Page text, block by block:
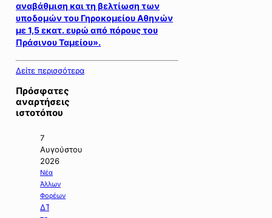
αναβάθμιση και τη βελτίωση των
υποδομών του Γηροκομείου Αθηνών
με 1,5 εκατ. ευρώ από πόρους του
Πράσινου Ταμείου».
Δείτε περισσότερα
Πρόσφατες
αναρτήσεις
ιστοτόπου
7
Αυγούστου
2026
Νέα
Άλλων
Φορέων
ΔΤ